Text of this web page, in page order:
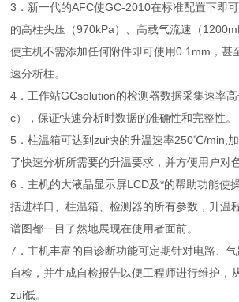
3．新一代的AFC使GC-2010在标准配置下即
的高柱头压（970kPa）、高载气流速（
使主机不需添加任何附件即可使用0.1mm，甚
速分析柱。
4．工作站GCsolution的检测器数据采集速率
c），保证快速分析时数据的准确性和完整性。
5．柱温箱可达到zui快的升温速率250℃/min,
了快速分析所需要的升温要求，并方便用户对
6．主机的大液晶显示屏LCD及*的帮助功能使
括进样口、柱温箱、检测器的所有参数，升温
谱图都一目了然地展现在使用者面前。
7．主机丰富的自诊断功能可定期针对电路、
自检，并生成自检报告以便工程师进行维护，
zui低。